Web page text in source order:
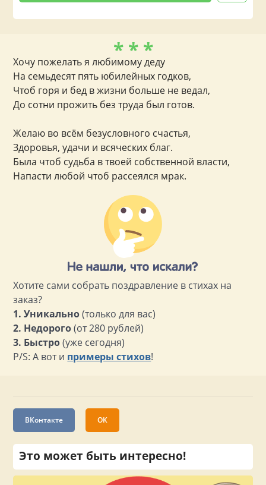
* * *
Хочу пожелать я любимому деду
На семьдесят пять юбилейных годков,
Чтоб горя и бед в жизни больше не ведал,
До сотни прожить без труда был готов.
Желаю во всём безусловного счастья,
Здоровья, удачи и всяческих благ.
Была чтоб судьба в твоей собственной власти,
Напасти любой чтоб рассеялся мрак.
Хотите сами собрать поздравление в стихах на
заказ?
1. Уникально(только для вас)
2. Недорого(от 280 рублей)
3. Быстро(уже сегодня)
P/S: А вот и примеры стихов!
ВКонтакте ОК
Это может быть интересно!